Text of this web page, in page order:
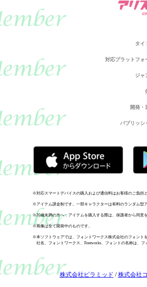
タイ
対応プラットフォ
ジャ
開発・
パブリッシ
※対応スマートデバイスの購入および通信料はお客様のご負担
※アイテム課金制です。一部キャラクターは有料のランダム型
※20歳未満の方へ：アイテムを購入する際は、保護者から同意
※画像は全て開発中のものです。
※本ソフトウェアでは、フォントワークス株式会社のフォント
社名、フォントワークス、Fontworks、フォントの名称は、
株式会社ピラミッド /株式会社